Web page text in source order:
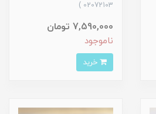
02072103 )
7,590,000 تومان
ناموجود